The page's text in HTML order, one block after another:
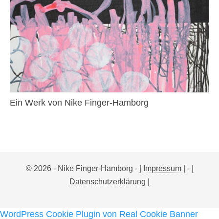
Ein Werk von Nike Finger-Hamborg
© 2026 - Nike Finger-Hamborg - | Impressum | -
Datenschutzerklärung |
WordPress Cookie Plugin von Real Cookie Banner